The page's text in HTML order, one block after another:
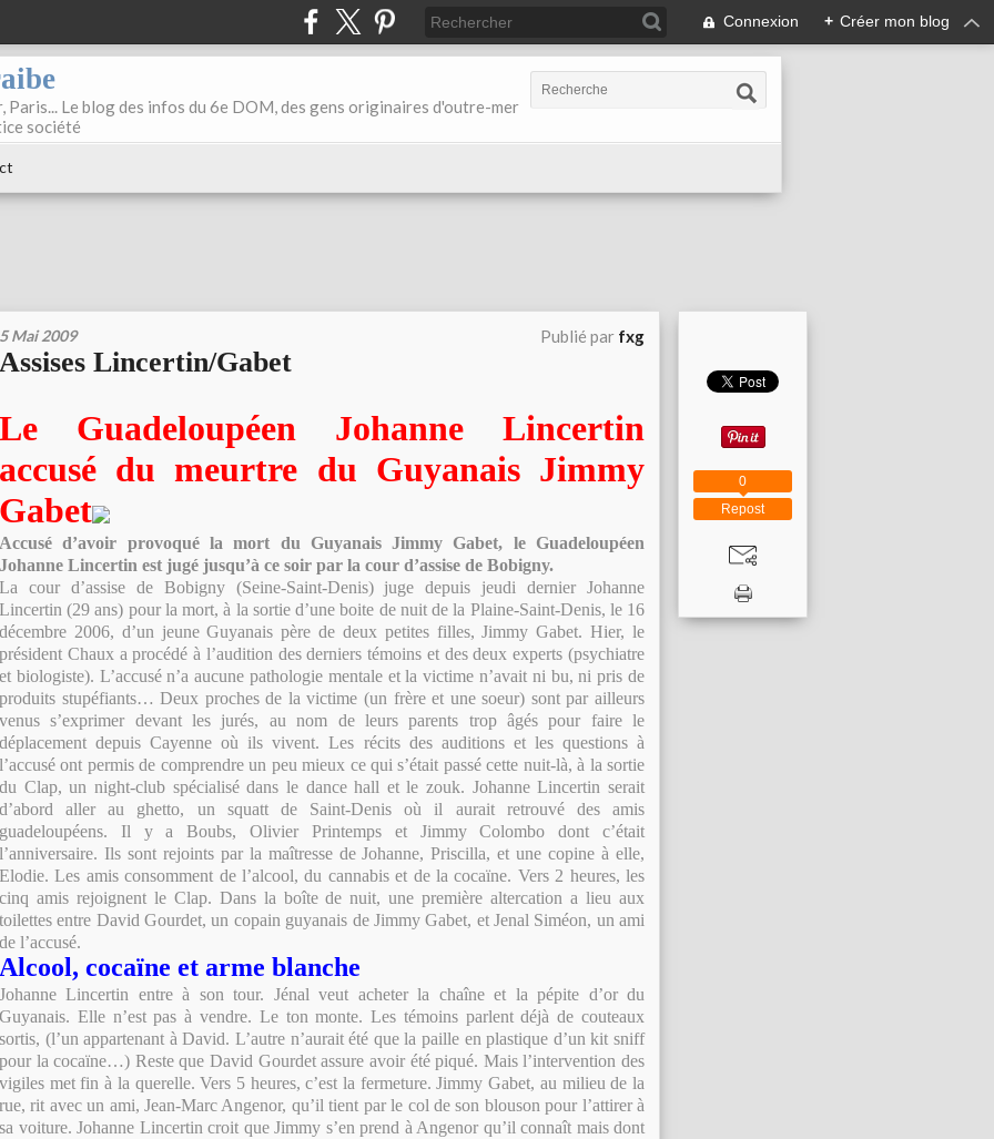
Connexion + Créer mon blog
Paris... Le blog des infos du 6e DOM, des gens originaires d'outre-mer
société
5 Mai 2009 Publié par fxg
Assises Lincertin/Gabet
Le Guadeloupéen Johanne Lincertin
accusé du meurtre du Guyanais Jimmy
Gabet
Accusé d’avoir provoqué la mort du Guyanais Jimmy Gabet, le Guadeloupéen
Johanne Lincertin est jugé jusqu’à ce soir par la cour d’assise de Bobigny.
La cour d’assise de Bobigny (Seine-Saint-Denis) juge depuis jeudi dernier Johanne
Lincertin (29 ans) pour la mort, à la sortie d’une boite de nuit de la Plaine-Saint-Denis, le 16
décembre 2006, d’un jeune Guyanais père de deux petites filles, Jimmy Gabet. Hier, le
président Chaux a procédé à l’audition des derniers témoins et des deux experts (psychiatre
et biologiste). L’accusé n’a aucune pathologie mentale et la victime n’avait ni bu, ni pris de
produits stupéfiants… Deux proches de la victime (un frère et une soeur) sont par ailleurs
venus s’exprimer devant les jurés, au nom de leurs parents trop âgés pour faire le
déplacement depuis Cayenne où ils vivent. Les récits des auditions et les questions à
l’accusé ont permis de comprendre un peu mieux ce qui s’était passé cette nuit-là, à la sortie
du Clap, un night-club spécialisé dans le dance hall et le zouk. Johanne Lincertin serait
d’abord aller au ghetto, un squatt de Saint-Denis où il aurait retrouvé des amis
guadeloupéens. Il y a Boubs, Olivier Printemps et Jimmy Colombo dont c’était
l’anniversaire. Ils sont rejoints par la maîtresse de Johanne, Priscilla, et une copine à elle,
Elodie. Les amis consomment de l’alcool, du cannabis et de la cocaïne. Vers 2 heures, les
cinq amis rejoignent le Clap. Dans la boîte de nuit, une première altercation a lieu aux
toilettes entre David Gourdet, un copain guyanais de Jimmy Gabet, et Jenal Siméon, un ami
de l’accusé.
Alcool, cocaïne et arme blanche
Johanne Lincertin entre à son tour. Jénal veut acheter la chaîne et la pépite d’or du
Guyanais. Elle n’est pas à vendre. Le ton monte. Les témoins parlent déjà de couteaux
sortis, (l’un appartenant à David. L’autre n’aurait été que la paille en plastique d’un kit sniff
pour la cocaïne…) Reste que David Gourdet assure avoir été piqué. Mais l’intervention des
vigiles met fin à la querelle. Vers 5 heures, c’est la fermeture. Jimmy Gabet, au milieu de la
rue, rit avec un ami, Jean-Marc Angenor, qu’il tient par le col de son blouson pour l’attirer à
sa voiture. Johanne Lincertin croit que Jimmy s’en prend à Angenor qu’il connaît mais dont
Repost
0